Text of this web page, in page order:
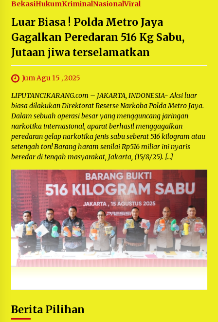
BekasiHukumKriminalNasionalViral
Luar Biasa ! Polda Metro Jaya
Gagalkan Peredaran 516 Kg Sabu,
Jutaan jiwa terselamatkan
Jum Agu 15 , 2025
LIPUTANCIKARANG.com – JAKARTA, INDONESIA- Aksi luar
biasa dilakukan Direktorat Reserse Narkoba Polda Metro Jaya.
Dalam sebuah operasi besar yang mengguncang jaringan
narkotika internasional, aparat berhasil menggagalkan
peredaran gelap narkotika jenis sabu seberat 516 kilogram atau
setengah ton! Barang haram senilai Rp516 miliar ini nyaris
beredar di tengah masyarakat, Jakarta, (15/8/25). […]
Berita Pilihan